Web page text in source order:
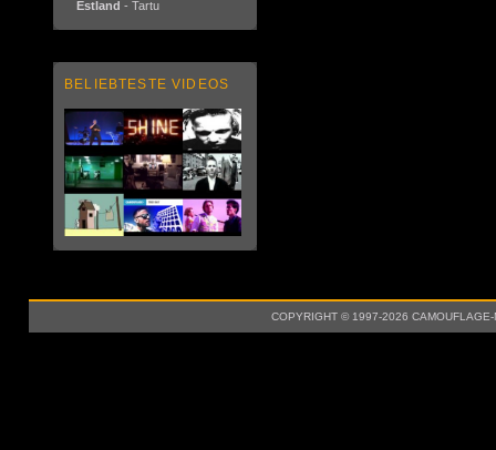
Estland - Tartu
BELIEBTESTE VIDEOS
COPYRIGHT © 1997-2026 CAMOUFLAGE-